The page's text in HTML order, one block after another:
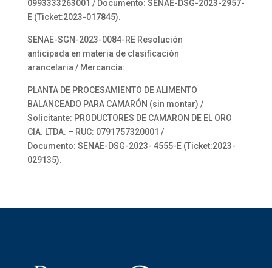
0993333263001 / Documento: SENAE-DSG-2023-2957-
E (Ticket:2023-017845).
SENAE-SGN-2023-0084-RE Resolución
anticipada en materia de clasificación
arancelaria / Mercancía:
PLANTA DE PROCESAMIENTO DE ALIMENTO
BALANCEADO PARA CAMARÓN (sin montar) /
Solicitante: PRODUCTORES DE CAMARON DE EL ORO
CIA. LTDA. – RUC: 0791757320001 /
Documento: SENAE-DSG-2023- 4555-E (Ticket:2023-
029135).